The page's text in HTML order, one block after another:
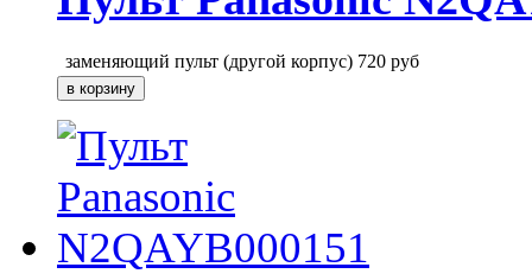
заменяющий пульт (другой корпус) 720 руб